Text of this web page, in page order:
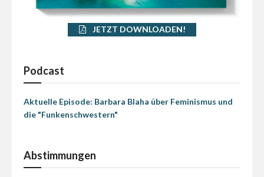
JETZT DOWNLOADEN!
Podcast
Aktuelle Episode: Barbara Blaha über Feminismus und
die "Funkenschwestern"
Abstimmungen